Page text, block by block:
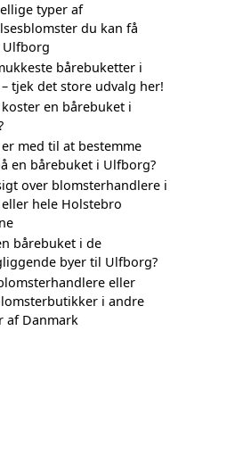
typer af
du kan få
Ulfborg
bårebuketter i
tjek det store udvalg her!
koster en bårebuket i
er med til at bestemme
en bårebuket i Ulfborg?
over blomsterhandlere i
hele Holstebro
bårebuket i de
byer til Ulfborg?
eller
i andre
af Danmark